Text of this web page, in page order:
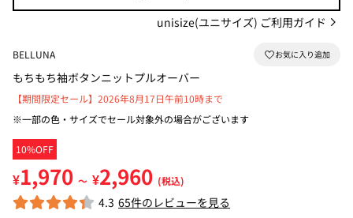
unisize(ユニサイズ) ご利用ガイド
BELLUNA
もちもち袖ボタンニットプルオーバー
10%OFF
【期間限定セール】2026年8月17日午前10時まで
※一部の色・サイズでセール対象外の場合がございます
¥1,970 ～ ¥2,960 (税込)
4.3 65件のレビューを見る